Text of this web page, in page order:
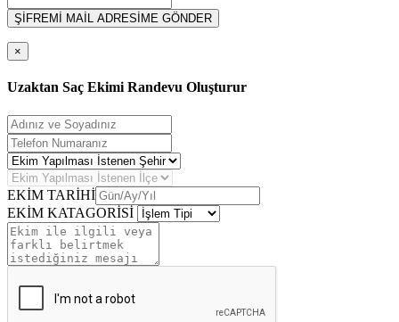
ŞİFREMİ MAİL ADRESİME GÖNDER
×
Uzaktan Saç Ekimi Randevu Oluşturur
EKİM TARİHİ
EKİM KATAGORİSİ